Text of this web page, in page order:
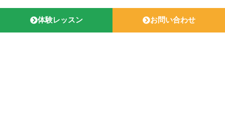
体験レッスン お問い合わせ